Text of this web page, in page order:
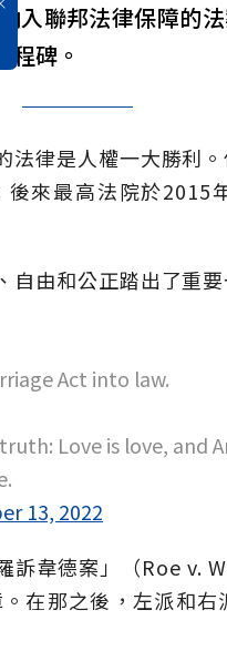
入聯邦法律保障的
程碑。
法律是人權一大勝利
來最高法院於2015
自由和公正踏出了重
Act into law.
Love is love, and
13, 2022
訴韋德案 」（Roe v.
在那之後，左派和